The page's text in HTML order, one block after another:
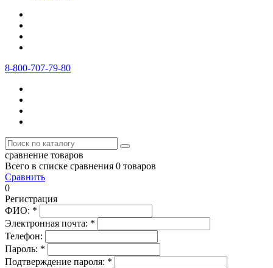
8-800-707-79-80
сравнение товаров
Всего в списке сравнения 0 товаров
Сравнить
0
Регистрация
ФИО: *
Электронная почта: *
Телефон:
Пароль: *
Подтверждение пароля: *